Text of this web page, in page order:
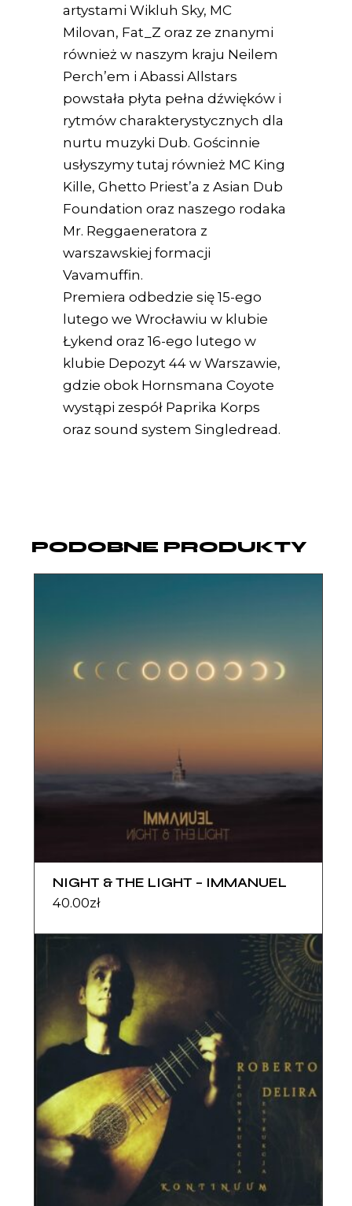
artystami Wikluh Sky, MC
Milovan, Fat_Z oraz ze znanymi
również w naszym kraju Neilem
Perch’em i Abassi Allstars
powstała płyta pełna dźwięków i
rytmów charakterystycznych dla
nurtu muzyki Dub. Gościnnie
usłyszymy tutaj również MC King
Kille, Ghetto Priest’a z Asian Dub
Foundation oraz naszego rodaka
Mr. Reggaeneratora z
warszawskiej formacji
Vavamuffin.
Premiera odbedzie się 15-ego
lutego we Wrocławiu w klubie
Łykend oraz 16-ego lutego w
klubie Depozyt 44 w Warszawie,
gdzie obok Hornsmana Coyote
wystąpi zespół Paprika Korps
oraz sound system Singledread.
PODOBNE PRODUKTY
NIGHT & THE LIGHT – IMMANUEL
40.00zł